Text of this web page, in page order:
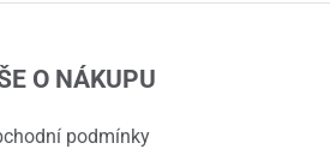
O NÁKUPU
podmínky